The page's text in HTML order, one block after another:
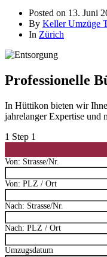
Posted on 13. Juni
By Keller Umzüge
In Zürich
Professionelle
In Hüttikon bieten wir
jahrelanger Expertise und
1 Step 1
Von: Strasse/Nr.
Von: PLZ / Ort
Nach: Strasse/Nr.
Nach: PLZ / Ort
Umzugsdatum